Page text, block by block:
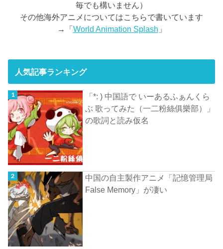
毎でも構いません）
その他海外アニメについてはこちらで書いています
→「World Animation Splash 」
人気記事ランキング
「*: ) 中国語で いーあるふぁんくら
ぶ 歌ってみた（一二粉絲俱樂部）」
の歌詞と読み仮名
中国の自主製作アニメ「記憶管理局
False Memory」が凄い